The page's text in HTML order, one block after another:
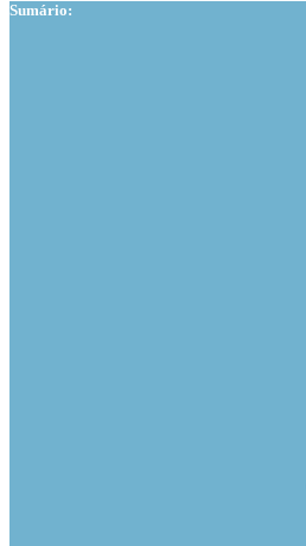
Sumário: